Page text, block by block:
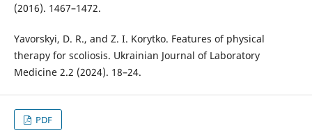
(2016). 1467–1472.
Yavorskyi, D. R., and Z. I. Korytko. Features of physical
therapy for scoliosis. Ukrainian Journal of Laboratory
Medicine 2.2 (2024). 18–24.
PDF